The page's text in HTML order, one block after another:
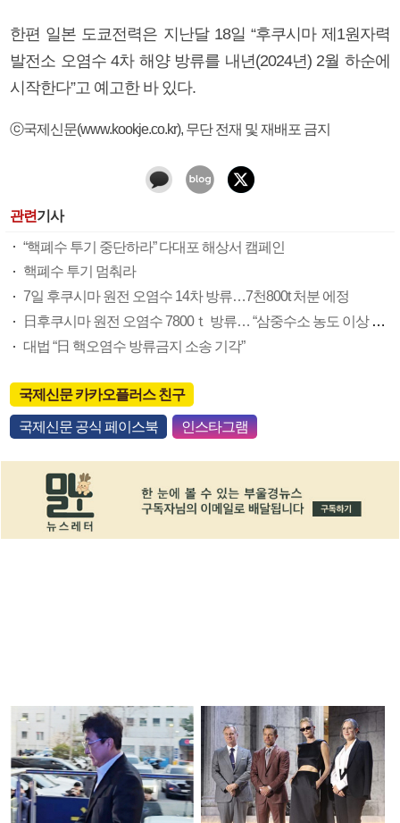
한편 일본 도쿄전력은 지난달 18일 “후쿠시마 제1원자력
발전소 오염수 4차 해양 방류를 내년(2024년) 2월 하순에
시작한다”고 예고한 바 있다.
ⓒ국제신문(www.kookje.co.kr), 무단 전재 및 재배포 금지
관련기사
“핵폐수 투기 중단하라” 다대포 해상서 캠페인
핵폐수 투기 멈춰라
7일 후쿠시마 원전 오염수 14차 방류…7천800t 처분 에정
日후쿠시마 원전 오염수 7800ｔ 방류… “삼중수소 농도 이상 없어”
대법 “日 핵오염수 방류금지 소송 기각”
국제신문 카카오플러스 친구
국제신문 공식 페이스북 인스타그램